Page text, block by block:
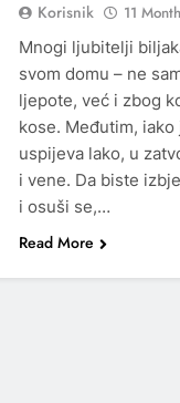
Korisnik 11
Mnogi ljubitelji
svom domu – ne
ljepote, već i zbog
kose. Međutim,
uspijeva lako, u
i vene. Da biste
i osuši se,…
Read More